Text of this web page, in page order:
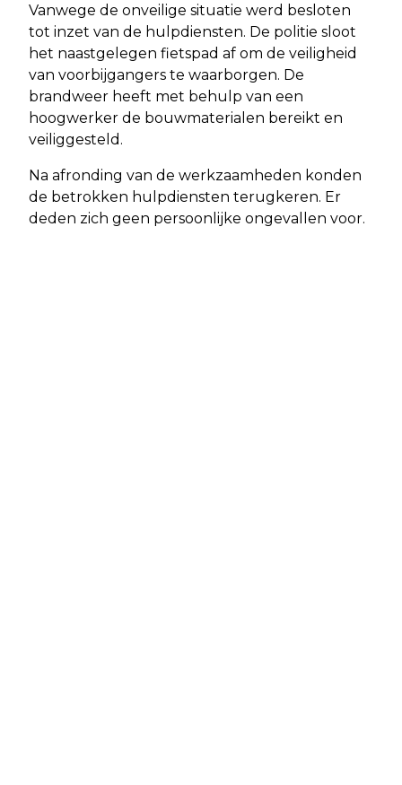
Vanwege de onveilige situatie werd besloten
tot inzet van de hulpdiensten. De politie sloot
het naastgelegen fietspad af om de veiligheid
van voorbijgangers te waarborgen. De
brandweer heeft met behulp van een
hoogwerker de bouwmaterialen bereikt en
veiliggesteld.
Na afronding van de werkzaamheden konden
de betrokken hulpdiensten terugkeren. Er
deden zich geen persoonlijke ongevallen voor.